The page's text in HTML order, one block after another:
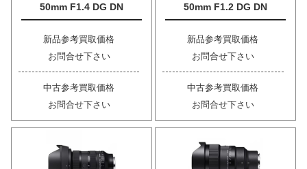
50mm F1.4 DG DN
新品参考買取価格
お問合せ下さい
中古参考買取価格
お問合せ下さい
50mm F1.2 DG DN
新品参考買取価格
お問合せ下さい
中古参考買取価格
お問合せ下さい